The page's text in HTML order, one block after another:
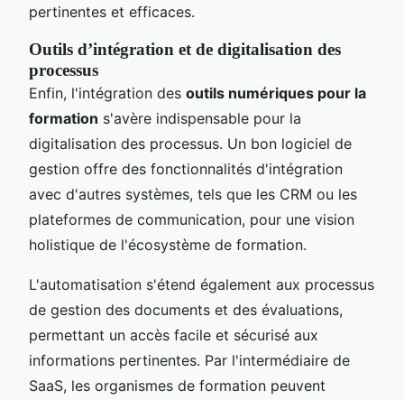
pertinentes et efficaces.
Outils d’intégration et de digitalisation des
processus
Enfin, l'intégration des outils numériques pour la
formation s'avère indispensable pour la
digitalisation des processus. Un bon logiciel de
gestion offre des fonctionnalités d'intégration
avec d'autres systèmes, tels que les CRM ou les
plateformes de communication, pour une vision
holistique de l'écosystème de formation.
L'automatisation s'étend également aux processus
de gestion des documents et des évaluations,
permettant un accès facile et sécurisé aux
informations pertinentes. Par l'intermédiaire de
SaaS, les organismes de formation peuvent